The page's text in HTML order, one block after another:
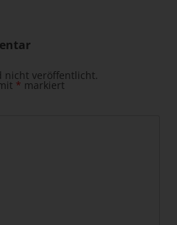
nicht veröffentlicht.
* markiert